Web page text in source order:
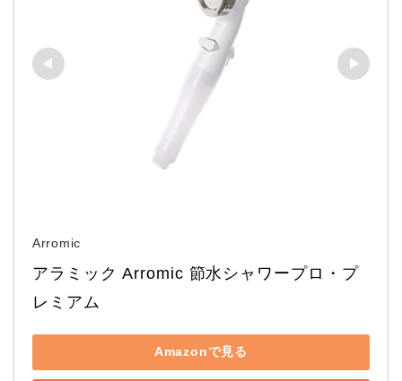
Arromic
アラミック Arromic 節水シャワープロ・プ
レミアム
Amazonで見る